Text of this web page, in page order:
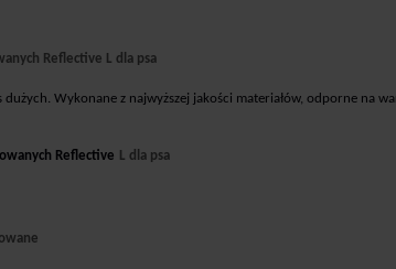
Reflective L dla psa
dużych. Wykonane z najwyższej jakości materiałów, odporne na
Reflective L dla psa